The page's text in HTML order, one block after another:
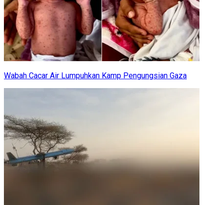
Wabah Cacar Air Lumpuhkan Kamp Pengungsian Gaza